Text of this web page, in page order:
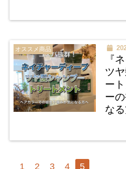
オススメ商品
『
ツ
ー
ー
な
1 2 3 4 5